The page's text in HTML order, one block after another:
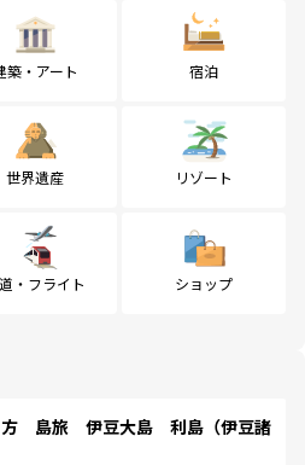
築・アート 宿泊
世界遺産 リゾート
・フライト ショップ
方 島旅 伊豆大島 利島（伊豆諸